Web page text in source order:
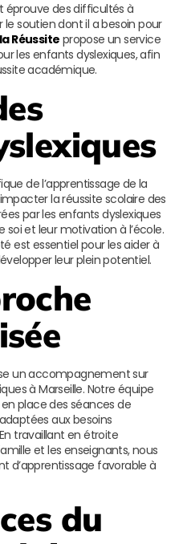
éprouve des difficultés à
le soutien dont il a besoin pour
Réussite propose un service
les enfants dyslexiques, afin
académique.
de l’apprentissage de la
la réussite scolaire des
par les enfants dyslexiques
et leur motivation à l’école.
est essentiel pour les aider à
leur plein potentiel.
un accompagnement sur
à Marseille. Notre équipe
place des séances de
aux besoins
travaillant en étroite
et les enseignants, nous
d’apprentissage favorable à
du